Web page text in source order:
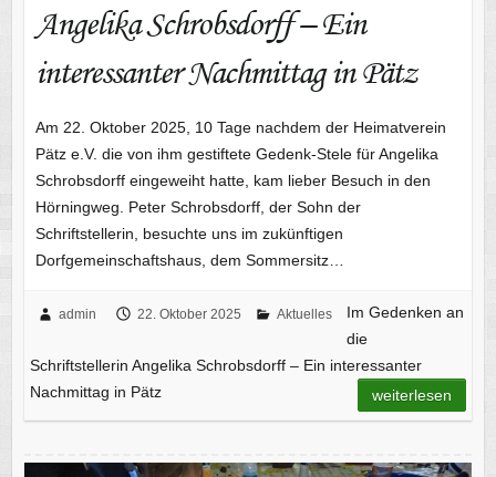
Angelika Schrobsdorff – Ein
interessanter Nachmittag in Pätz
Am 22. Oktober 2025, 10 Tage nachdem der Heimatverein
Pätz e.V. die von ihm gestiftete Gedenk-Stele für Angelika
Schrobsdorff eingeweiht hatte, kam lieber Besuch in den
Hörningweg. Peter Schrobsdorff, der Sohn der
Schriftstellerin, besuchte uns im zukünftigen
Dorfgemeinschaftshaus, dem Sommersitz…
admin 22. Oktober 2025 Aktuelles
Im Gedenken an
die
Schriftstellerin Angelika Schrobsdorff – Ein interessanter
Nachmittag in Pätz
weiterlesen